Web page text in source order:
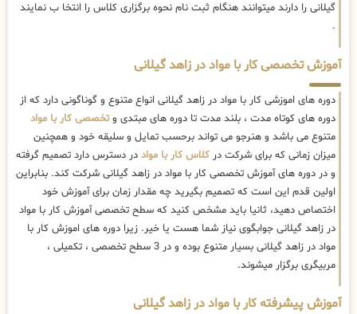
گیلانی را دارند میتوانند هنگام ثبت نام نحوه برگزاری کلاس را انتخا ب نمایند
.
آموزش تخصصی کار با مواد در زاهد گیلانی
دوره های اموزشی کار با مواد در زاهد گیلانی انواع متنوع و گوناگونی دارد که از
دوره های کوتاه مدت ، بلند مدت تا دوره های مبتدی وتخصصی کار با مواد
متنوع می باشد و هنرجو می تواند برحسب تمایل و سلیقه خود و همچنین
میزان زمانی که برای شرکت در کلاس کار با مواد در دسترس دارد تصمیم گرفته
و در دوره های آموزش تخصصی کار با مواد در زاهد گیلانی شرکت کند. بنابراین
اولین قدم این است که تصمیم بگیرید چه مقدار زمان برای آموزش خود
اختصاص دهید، ثانیا باید مشخص کنید که سطح تخصصی آموزش کار با مواد
در زاهد گیلانی جوابگوی نیاز شما هست یا خیر. زیرا دوره های اموزش کار با
مواد در زاهد گیلانی بسیار متنوع بوده و در 3 سطح تخصصی ، تکمیلی ،
مربیگری برگزار میشوند.
آموزش پیشرفته کار با مواد در زاهد گیلانی